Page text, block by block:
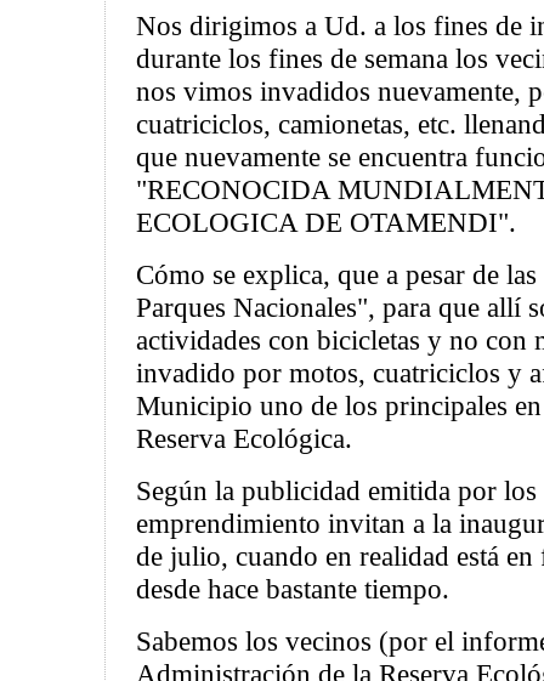
Nos dirigimos a Ud. a los fines de
durante los fines de semana los
nos vimos invadidos nuevamente,
cuatriciclos, camionetas, etc.
que nuevamente se encuentra
"RECONOCIDA
ECOLOGICA DE OTAMENDI".
Cómo se explica, que a pesar de
Parques Nacionales", para que allí
actividades con bicicletas y no con
invadido por motos, cuatriciclos y
Municipio uno de los principales
Reserva Ecológica.
Según la publicidad emitida por los
emprendimiento invitan a la
de julio, cuando en realidad está
desde hace bastante tiempo.
Sabemos los vecinos (por el
Administración de la Reserva